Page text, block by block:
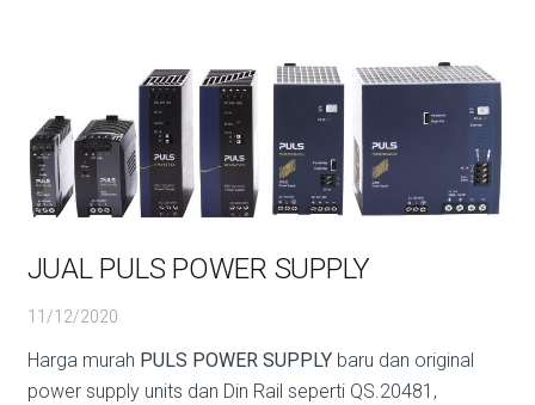
JUAL PULS POWER SUPPLY
11/12/2020
Harga murah PULS POWER SUPPLYbaru dan original
power supply units dan Din Rail seperti QS.20481,